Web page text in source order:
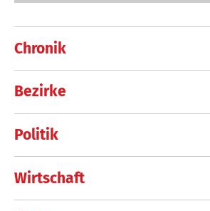
Chronik
Bezirke
Politik
Wirtschaft